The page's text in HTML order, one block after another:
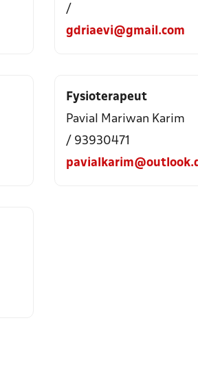
/
gdriaevi@gmail.com
Fysioterapeut
Pavial Mariwan Karim
/ 93930471